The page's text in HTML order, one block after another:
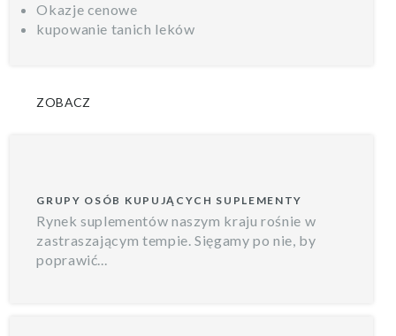
Okazje cenowe
kupowanie tanich leków
ZOBACZ
GRUPY OSÓB KUPUJĄCYCH SUPLEMENTY
Rynek suplementów naszym kraju rośnie w
zastraszającym tempie. Sięgamy po nie, by
poprawić...